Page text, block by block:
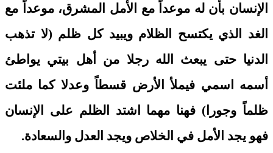
الإنسان بأن له موعداً مع الأمل المشرق، موعداً مع
الغد الذي يكتسح الظلام ويبيد كل ظلم (لا تذهب
الدنيا حتى يبعث الله رجلا من أهل بيتي يواطئ
أسمه اسمي فيملأ الأرض قسطاً وعدلا كما ملئت
ظلماً وجورا) فهنا مهما اشتد الظلم على الإنسان
فهو يجد الأمل في الخلاص ويجد العدل والسعادة.